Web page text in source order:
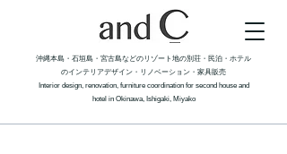
沖縄本島・石垣島・宮古島などのリゾート地の別荘・民泊・ホテル
のインテリアデザイン・リノベーション​​・家具販売
Interior design, renovation, furniture coordination for second house and
hotel in Okinawa, Ishigaki, Miyako